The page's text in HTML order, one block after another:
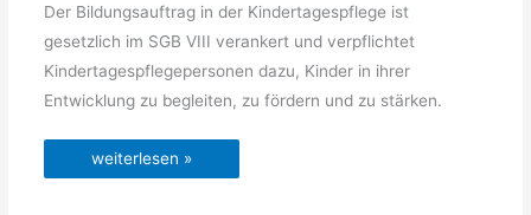
Der Bildungsauftrag in der Kindertagespflege ist
gesetzlich im SGB VIII verankert und verpflichtet
Kindertagespflegepersonen dazu, Kinder in ihrer
Entwicklung zu begleiten, zu fördern und zu stärken.
Bildungsauftrag
weiterlesen »